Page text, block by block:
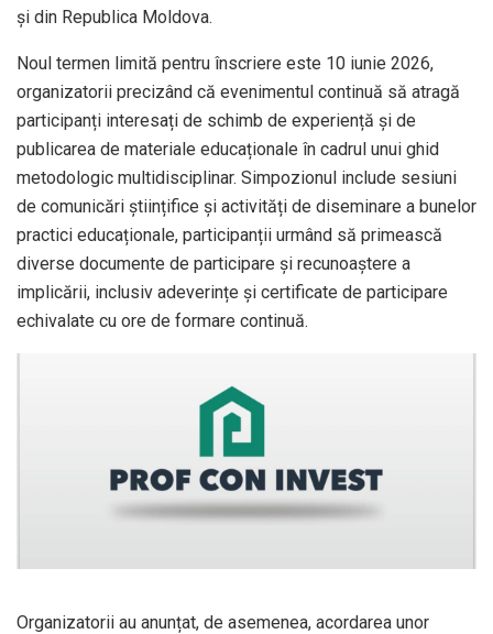
și din Republica Moldova.
Noul termen limită pentru înscriere este 10 iunie 2026,
organizatorii precizând că evenimentul continuă să atragă
participanți interesați de schimb de experiență și de
publicarea de materiale educaționale în cadrul unui ghid
metodologic multidisciplinar. Simpozionul include sesiuni
de comunicări științifice și activități de diseminare a bunelor
practici educaționale, participanții urmând să primească
diverse documente de participare și recunoaștere a
implicării, inclusiv adeverințe și certificate de participare
echivalate cu ore de formare continuă.
Organizatorii au anunțat, de asemenea, acordarea unor